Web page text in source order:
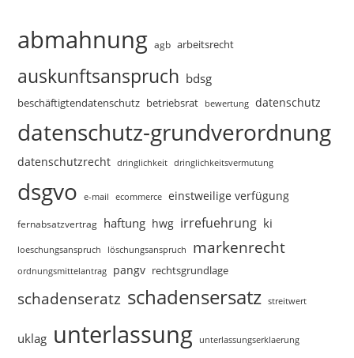
abmahnung agb arbeitsrecht
auskunftsanspruch bdsg
beschäftigtendatenschutz betriebsrat bewertung datenschutz
datenschutz-grundverordnung
datenschutzrecht dringlichkeit dringlichkeitsvermutung
dsgvo e-mail ecommerce einstweilige verfügung
fernabsatzvertrag haftung hwg irrefuehrung ki
loeschungsanspruch löschungsanspruch markenrecht
ordnungsmittelantrag pangv rechtsgrundlage
schadenseratz schadensersatz streitwert
uklag unterlassung unterlassungserklaerung